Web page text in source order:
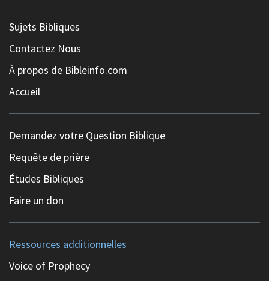
Sujets Bibliques
Contactez Nous
À propos de Bibleinfo.com
Accueil
Demandez votre Question Biblique
Requête de prière
Études Bibliques
Faire un don
Ressources additionnelles
Voice of Prophecy